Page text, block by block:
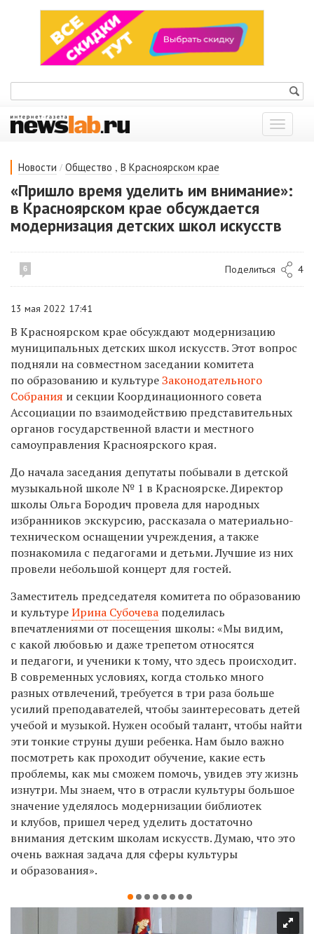
Показать
меню
Новости / Общество , В Красноярском крае
«Пришло время уделить им внимание»:
в Красноярском крае обсуждается
модернизация детских школ искусств
6 Поделиться 4
13 мая 2022 17:41
В Красноярском крае обсуждают модернизацию
муниципальных детских школ искусств. Этот вопрос
подняли на совместном заседании комитета
по образованию и культуреЗаконодательного
Собрания и секции Координационного совета
Ассоциации по взаимодействию представительных
органов государственной власти и местного
самоуправления Красноярского края.
До начала заседания депутаты побывали в детской
музыкальной школе № 1 в Красноярске. Директор
школы Ольга Бородич провела для народных
избранников экскурсию, рассказала о материально-
техническом оснащении учреждения, а также
познакомила с педагогами и детьми. Лучшие из них
провели небольшой концерт для гостей.
Заместитель председателя комитета по образованию
и культуреИрина Субочева поделилась
впечатлениями от посещения школы: «Мы видим,
с какой любовью и даже трепетом относятся
и педагоги, и ученики к тому, что здесь происходит.
В современных условиях, когда столько много
разных отвлечений, требуется в три раза больше
усилий преподавателей, чтобы заинтересовать детей
учебой и музыкой. Нужен особый талант, чтобы найти
эти тонкие струны души ребенка. Нам было важно
посмотреть как проходит обучение, какие есть
проблемы, как мы сможем помочь, увидев эту жизнь
изнутри. Мы знаем, что в отрасли культуры большое
значение уделялось модернизации библиотек
и клубов, пришел черед уделить достаточно
внимания детским школам искусств. Думаю, что это
очень важная задача для сферы культуры
и образования».